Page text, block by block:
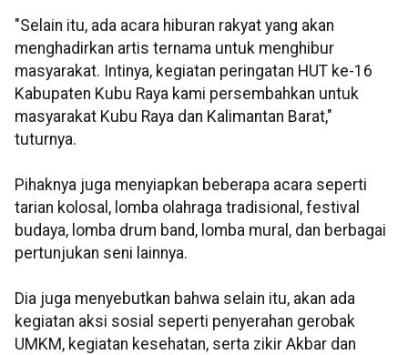
"Selain itu, ada acara hiburan rakyat yang akan
menghadirkan artis ternama untuk menghibur
masyarakat. Intinya, kegiatan peringatan HUT ke-16
Kabupaten Kubu Raya kami persembahkan untuk
masyarakat Kubu Raya dan Kalimantan Barat,"
tuturnya.
Pihaknya juga menyiapkan beberapa acara seperti
tarian kolosal, lomba olahraga tradisional, festival
budaya, lomba drum band, lomba mural, dan berbagai
pertunjukan seni lainnya.
Dia juga menyebutkan bahwa selain itu, akan ada
kegiatan aksi sosial seperti penyerahan gerobak
UMKM, kegiatan kesehatan, serta zikir Akbar dan